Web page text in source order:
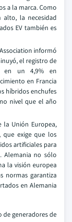
a la marca. Como
alto, la necesidad
EV también es
informó
el registro de
en un 4,9% en
en Francia
híbridos enchufes
nivel que el año
Unión Europea,
que exige que los
artificiales para
Alemania no sólo
la visión europea
normas garantiza
en Alemania
de generadores de